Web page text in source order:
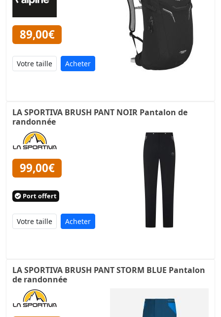
89,00€
Acheter
LA SPORTIVA BRUSH PANT NOIR Pantalon de
randonnée
99,00€
Port offert
Acheter
LA SPORTIVA BRUSH PANT STORM BLUE Pantalon
de randonnée